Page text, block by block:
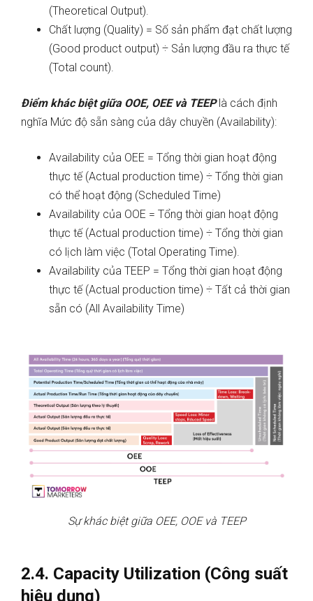
(Theoretical Output).
Chất lượng (Quality) = Số sản phẩm đạt chất lượng
(Good product output) ÷ Sản lượng đầu ra thực tế
(Total count).
Điểm khác biệt giữa OOE, OEE và TEEPlà cách định
nghĩa Mức độ sẵn sàng của dây chuyền (Availability):
Availability của OEE = Tổng thời gian hoạt động
thực tế (Actual production time) ÷ Tổng thời gian
có thể hoạt động (Scheduled Time)
Availability của OOE = Tổng thời gian hoạt động
thực tế (Actual production time) ÷ Tổng thời gian
có lịch làm việc (Total Operating Time).
Availability của TEEP = Tổng thời gian hoạt động
thực tế (Actual production time) ÷ Tất cả thời gian
sẵn có (All Availability Time)
Sự khác biệt giữa OEE, OOE và TEEP
2.4. Capacity Utilization (Công suất
hiệu dụng)